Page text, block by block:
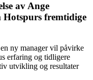
av Ange
Hotspurs fremtidige
ny manager vil påvirke
erfaring og tidligere
utvikling og resultater